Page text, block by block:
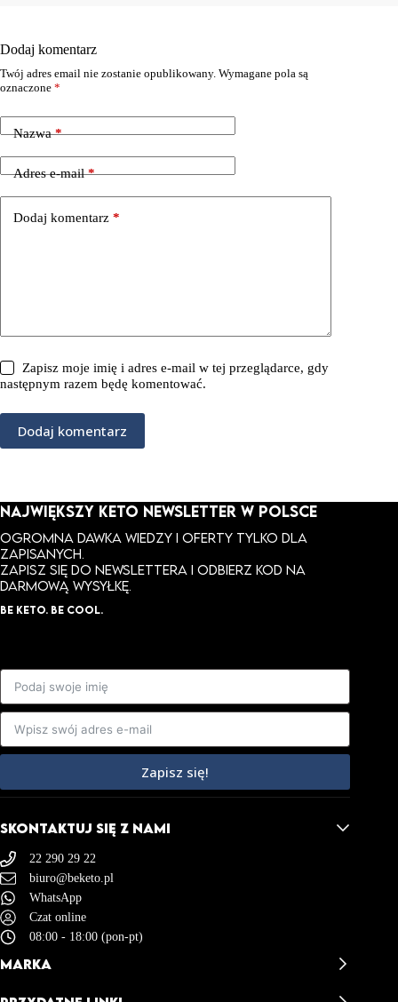
Dodaj komentarz
Twój adres email nie zostanie opublikowany. Wymagane pola są
oznaczone *
Nazwa*
Adres e-mail*
Dodaj komentarz *
Zapisz moje imię i adres e-mail w tej przeglądarce, gdy
następnym razem będę komentować.
Dodaj komentarz
NAJWIĘKSZY KETO NEWSLETTER W POLSCE
Ogromna dawka wiedzy i oferty tylko dla
zapisanych.
ZAPISZ SIĘ DO NEWSLETTERA I ODBIERZ KOD NA
DARMOWĄ WYSYŁKĘ.
BE KETO. BE COOL.
Zapisz się!
SKONTAKTUJ SIĘ Z NAMI
22 290 29 22
biuro@beketo.pl
WhatsApp
Czat online
08:00 - 18:00 (pon-pt)
MARKA